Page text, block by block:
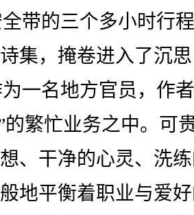
带的三个多小时行
集，掩卷进入了沉
一名地方官员，作
的繁忙业务之中。可
、干净的心灵、洗
地平衡着职业与爱